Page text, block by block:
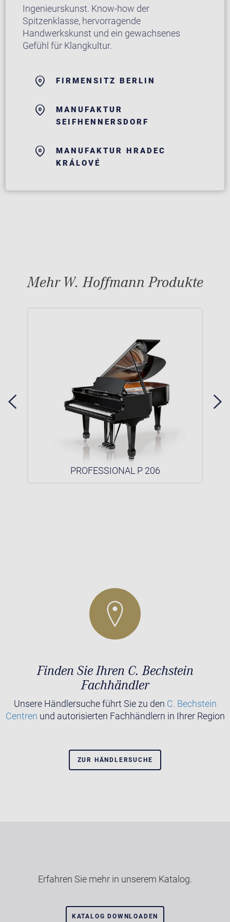
Ingenieurskunst. Know-how der
Spitzenklasse, hervorragende
Handwerkskunst und ein gewachsenes
Gefühl für Klangkultur.
FIRMENSITZ BERLIN
MANUFAKTUR
SEIFHENNERSDORF
MANUFAKTUR HRADEC
KRÁLOVÉ
Mehr W. Hoffmann Produkte
PROFESSIONAL P 206
Finden Sie Ihren C. Bechstein
Fachhändler
Unsere Händlersuche führt Sie zu den C. Bechstein
Centren und autorisierten Fachhändlern in Ihrer Region
ZUR HÄNDLERSUCHE
Erfahren Sie mehr in unserem Katalog.
KATALOG DOWNLOADEN